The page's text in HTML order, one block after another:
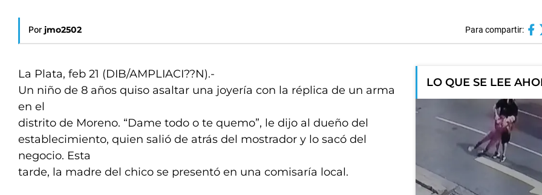
Por jmo2502 Para compartir:
La Plata, feb 21 (DIB/AMPLIACI??N).-
Un niño de 8 años quiso asaltar una joyería con la réplica de un arma
en el
distrito de Moreno. “Dame todo o te quemo”, le dijo al dueño del
establecimiento, quien salió de atrás del mostrador y lo sacó del
negocio. Esta
tarde, la madre del chico se presentó en una comisaría local.
LO QUE SE LEE